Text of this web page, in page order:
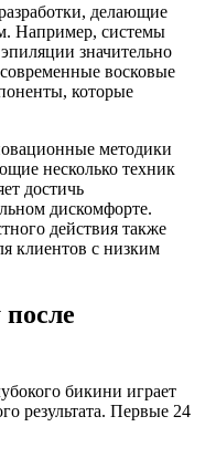
делающие
Например, системы
значительно
восковые
которые
методики
несколько техник
достичь
дискомфорте.
действия также
клиентов с низким
бикини играет
результата. Первые 24